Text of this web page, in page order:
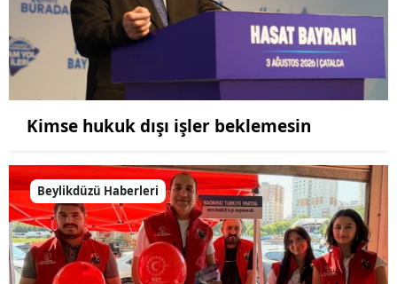
Kimse hukuk dışı işler beklemesin
Beylikdüzü Haberleri